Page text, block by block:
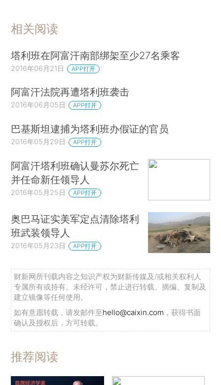
相关阅读
塔利班在阿富汗南部绑架至少27名乘客
2016年06月21日 APP打开
阿富汗法院再遭塔利班袭击
2016年06月05日 APP打开
巴基斯坦逮捕为塔利班办假证的官员
2016年05月29日 APP打开
阿富汗塔利班确认曼苏尔死亡
并任命新任领导人
2016年05月25日 APP打开
奥巴马证实美军定点清除塔利
班武装领导人
2016年05月23日 APP打开
财新网所刊载内容之知识产权为财新传媒及/或相关权利人
专属所有或持有。未经许可，禁止进行转载、摘编、复制及
建立镜像等任何使用。
如有意愿转载，请发邮件至hello@caixin.com ，获得书面
确认及授权后，方可转载。
推荐阅读